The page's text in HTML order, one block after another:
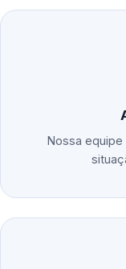
Nossa equipe